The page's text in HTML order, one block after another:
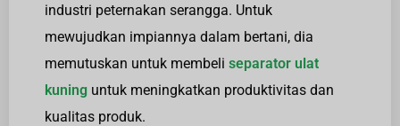
industri peternakan serangga. Untuk
mewujudkan impiannya dalam bertani, dia
memutuskan untuk membeli separator ulat
kuning untuk meningkatkan produktivitas dan
kualitas produk.